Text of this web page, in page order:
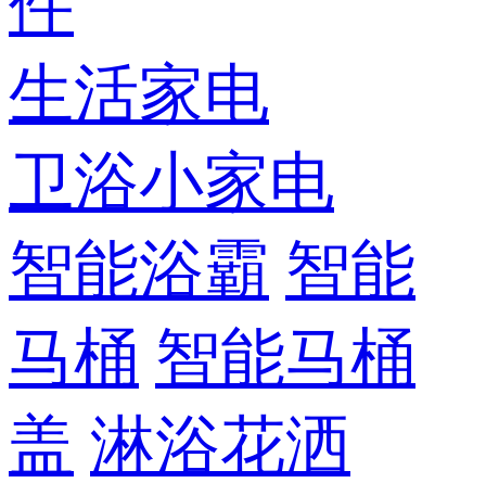
生活家电
卫浴小家电
智能浴霸 智能
马桶 智能马桶
盖 淋浴花洒